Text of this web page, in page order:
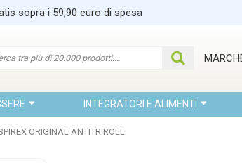
sopra i 59,90 euro di spesa
INTEGRATORI E ALIMENTI
ORIGINAL ANTITR ROLL